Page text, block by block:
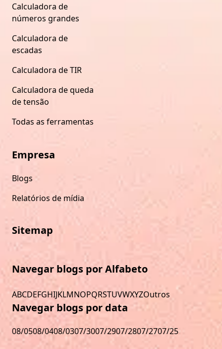
Calculadora de
números grandes
Calculadora de
escadas
Calculadora de TIR
Calculadora de queda
de tensão
Todas as ferramentas
Empresa
Blogs
Relatórios de mídia
Sitemap
Navegar blogs por Alfabeto
ABCDEFGHIJKLMNOPQRSTUVWXYZOutros
Navegar blogs por data
08/0508/0408/0307/3007/2907/2807/2707/25